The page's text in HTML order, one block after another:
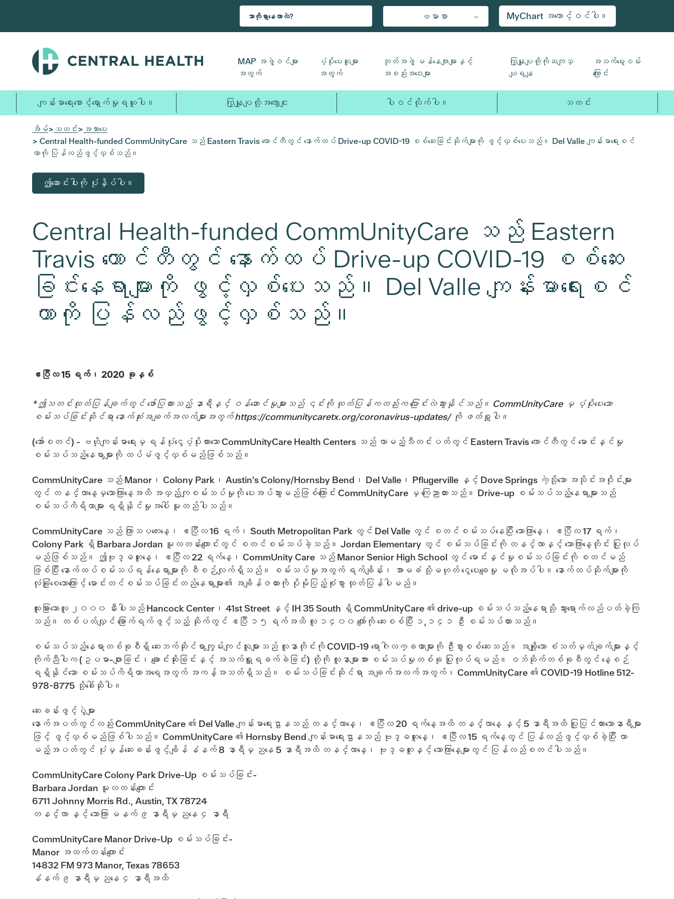
သို့
ပါ။
ဗမာစာ MyChart အကောင့်ဝင်ပါ။
MAP အဖွဲ့ဝင်များ
အတွက်
ပံ့ပိုးပေးသူများ
အတွက်
ဘုတ်အဖွဲ့ မန်နေဂျာများနှင့်
အစည်းအဝေးများ
ကြှနျုပျတို့ကိုဆကျသှ
ယျရနျ
အသက်မွေးဝမ်း
ကြောင်း
ကျန်းမာရေးစောင့်ရှောက်မှုရယူပါ။ ကြှနျုပျတို့အကွောငျး ပါဝင်လိုက်ပါ။ သတင်း
အိမ်> သတင်း> အသားပေး
> Central Health-funded CommUnityCare သည် Eastern Travis ကောင်တီတွင် နောက်ထပ် Drive-up COVID-19 စစ်ဆေးခြင်းဆိုက်များကို ဖွင့်လှစ်ပေးသည်။ Del Valle ကျန်းမာရေးစင်
တာကို ပြန်လည်ဖွင့်လှစ်သည်။
ဤဆောင်းပါးကို ပုံနှိပ်ပါ။
Central Health-funded CommUnityCare သည် Eastern
Travis ကောင်တီတွင် နောက်ထပ် Drive-up COVID-19 စစ်ဆေး
ခြင်းနေရာများကို ဖွင့်လှစ်ပေးသည်။ Del Valle ကျန်းမာရေးစင်
တာကို ပြန်လည်ဖွင့်လှစ်သည်။
ဧပြီလ 15 ရက်၊ 2020 ခုနှစ်
*ဤသတင်းထုတ်ပြန်ချက်တွင် ဖော်ပြထားသည့် နာရီနှင့် ဝန်ဆောင်မှုများသည် ၎င်းကို ထုတ်ပြန်ကတည်းက ပြောင်းလဲသွားနိုင်သည်။ CommUnityCare မှ ပံ့ပိုးပေးသော
စမ်းသပ်ခြင်းဆိုင်ရာ နောက်ဆုံးအချက်အလက်များအတွက် https://communitycaretx.org/coronavirus-updates/ ကို ဖတ်ရှုပါ။
(အော်စတင်) - ဗဟိုကျန်းမာရေးမှ ရန်ပုံငွေပံ့ပိုးထားသော CommUnityCare Health Centers သည် လာမည့်သီတင်းပတ်တွင် Eastern Travis ကောင်တီတွင် မောင်းနှင်မှု
စမ်းသပ်သည့်နေရာများကို ထပ်မံဖွင့်လှစ်မည်ဖြစ်သည်။
CommUnityCare သည် Manor၊ Colony Park၊ Austin's Colony/Hornsby Bend၊ Del Valle၊ Pflugerville နှင့် Dove Springs ကဲ့သို့သော အသိုင်းအဝိုင်းများ
တွင် တနင်္လာနေ့မှသောကြာနေ့အထိ အလှည့်ကျစမ်းသပ်မှုကို ပေးအပ်သွားမည်ဖြစ်ကြောင်း CommUnityCare မှ ကြေညာထားသည်။ Drive-up စမ်းသပ်သည့်နေရာများသည်
စမ်းသပ်ကိရိယာများ ရရှိနိုင်မှုအပေါ် မူတည်ပါသည်။
CommUnityCare သည် ကြာသပတေးနေ့၊ ဧပြီလ 16 ရက်၊ South Metropolitan Park တွင် Del Valle တွင် စတင်စမ်းသပ်နေပြီး သောကြာနေ့၊ ဧပြီလ 17 ရက်၊
Colony Park ရှိ Barbara Jordan မူလတန်းကျောင်းတွင် စတင်စမ်းသပ်ခဲ့သည်။ Jordan Elementary တွင် စမ်းသပ်ခြင်းကို တနင်္လာနှင့် သောကြာနေ့တိုင်း ပြုလုပ်
မည်ဖြစ်သည်။ ဤဗုဒ္ဓဟူးနေ့၊ ဧပြီလ 22 ရက်နေ့၊ CommUnity Care သည် Manor Senior High School တွင် မောင်းနှင်မှုစမ်းသပ်ခြင်းကို စတင်မည်
ဖြစ်ပြီး နောက်ထပ်စမ်းသပ်ရန်နေရာများကို စီစဉ်လျက်ရှိသည်။ စမ်းသပ်မှုအတွက် ရက်ချိန်း၊ အာမခံ သို့မဟုတ် ငွေပေးချေမှု မလိုအပ်ပါ။ နောက်ထပ်ဆိုက်များကို
လုံခြုံစေသောကြောင့် မောင်းတင်စမ်းသပ်ခြင်းတည်နေရာများ၏ အချိန်ဇယားကို ပိုမိုပြည့်စုံစွာ ထုတ်ပြန်ပါမည်။
ထူးခြားသောလူ ၂၀၀၀ နီးပါးသည် Hancock Center၊ 41st Street နှင့် IH 35 South ရှိ CommUnityCare ၏ drive-up စမ်းသပ်သည့်နေရာသို့ သွားရောက်လည်ပတ်ခဲ့ကြ
သည်။ တစ်ပတ်လျှင် ခြောက်ရက်ဖွင့်သည့် ဆိုက်တွင် ဧပြီ ၁၅ ရက်အထိ လူ ၁၄၀၀ ကျော်ကို ဆေးစစ်ပြီး ၁,၁၄၁ ဦး စမ်းသပ်ထားသည်။
စမ်းသပ်သည့်နေရာတစ်ခုစီရှိ ဆေးဘက်ဆိုင်ရာကျွမ်းကျင်သူများသည် လူနာတိုင်းကို COVID-19 ရောဂါလက္ခဏာများကို ဦးစွာစစ်ဆေးသည်။ အချို့သော စံသတ်မှတ်ချက်များနှင့်
ကိုက်ညီပါက (ဥပမာ-ဖျားခြင်း၊ ချောင်းဆိုးခြင်းနှင့် အသက်ရှူရခက်ခဲခြင်း) တို့ကို လူနာများအား စမ်းသပ်မှုတစ်ခု ပြုလုပ်ရမည်။ ဝဘ်ဆိုက်တစ်ခုစီတွင် နေ့စဉ်
ရရှိနိုင်သော စမ်းသပ်ကိရိယာအရေအတွက် အကန့်အသတ်ရှိသည်။ စမ်းသပ်ခြင်းဆိုင်ရာ အချက်အလက်အတွက်၊ CommUnityCare ၏ COVID-19 Hotline 512-
978-8775 သို့ခေါ်ဆိုပါ။
ဆေးခန်းဖွင့်ပွဲများ
နောက်အပတ်တွင်လည်း CommUnityCare ၏ Del Valle ကျန်းမာရေးဌာနသည် တနင်္လာနေ့၊ ဧပြီလ 20 ရက်နေ့အထိ တနင်္လာနေ့ နှင့် 5 နာရီအထိ ပြုပြင်ထားသောနာရီများ
ဖြင့် ဖွင့်လှစ်မည်ဖြစ်ပါသည်။ CommUnityCare ၏ Hornsby Bend ကျန်းမာရေးဌာနသည် ဗုဒ္ဓဟူးနေ့၊ ဧပြီလ 15 ရက်နေ့တွင် ပြန်လည်ဖွင့်လှစ်ခဲ့ပြီး လာ
မည့်အပတ်တွင် ပုံမှန်ဆေးခန်းဖွင့်ချိန် နံနက် 8 နာရီမှ ညနေ 5 နာရီအထိ တနင်္လာနေ့၊ ဗုဒ္ဓဟူးနှင့် သောကြာနေ့များတွင် ပြန်လည်စတင်ပါသည်။
CommUnityCare Colony Park Drive-Up စမ်းသပ်ခြင်း-
Barbara Jordan မူလတန်းကျောင်း
6711 Johnny Morris Rd., Austin, TX 78724
တနင်္လာ နှင့် သောကြာ မနက် ၉ နာရီမှ ညနေ ၄ နာရီ
CommUnityCare Manor Drive-Up စမ်းသပ်ခြင်း-
Manor အထက်တန်းကျောင်း
14832 FM 973 Manor, Texas 78653
နံနက် ၉ နာရီမှ ညနေ ၄ နာရီအထိ